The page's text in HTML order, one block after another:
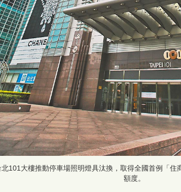
101大樓推動停車場照明燈具汰換，取得全國首例「
額度。